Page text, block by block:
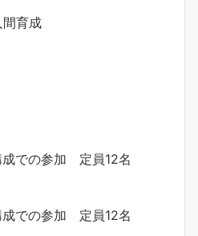
間育成
での参加 定員12名
での参加 定員12名